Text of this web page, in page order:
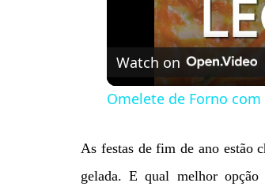
Watch on
Omelete de Forno
As festas de fim de ano estão
gelada. E qual melhor